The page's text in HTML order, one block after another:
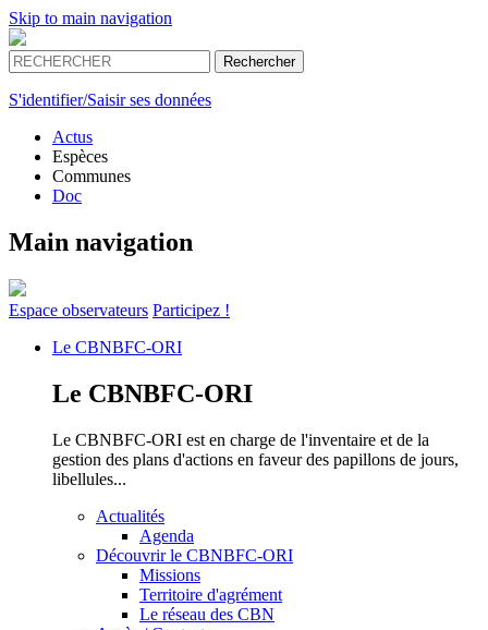
Skip to main navigation
S'identifier/Saisir ses données
Actus
Espèces
Communes
Doc
Main navigation
Espace observateurs Participez !
Le CBNBFC-ORI
Le CBNBFC-ORI
Le CBNBFC-ORI est en charge de l'inventaire et de la
gestion des plans d'actions en faveur des papillons de jours,
libellules...
Actualités
Agenda
Découvrir le CBNBFC-ORI
Missions
Territoire d'agrément
Le réseau des CBN